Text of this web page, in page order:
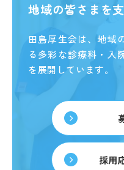
地域の皆さまを
田島厚生会は、地域
る多彩な診療科・入
を展開しています。
採用